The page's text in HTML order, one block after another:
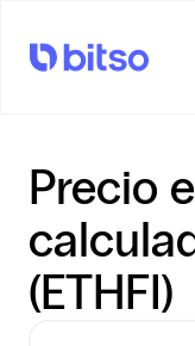
Precio
(ETHFI)